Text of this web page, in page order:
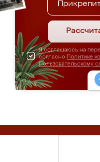
Я соглашаюсь на
согласно Политике
Пользовательскому